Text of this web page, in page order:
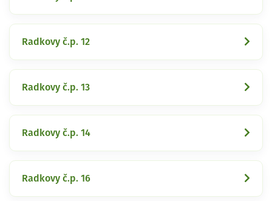
Radkovy č.p. 12
Radkovy č.p. 13
Radkovy č.p. 14
Radkovy č.p. 16